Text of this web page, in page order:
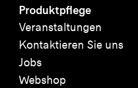
Produktpflege
Veranstaltungen
Kontaktieren Sie uns
Jobs
Webshop